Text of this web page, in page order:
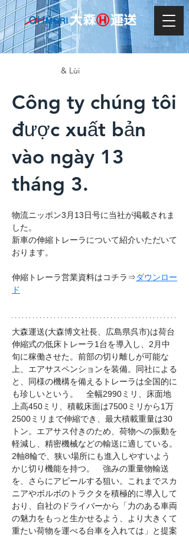
& Lùi
Công ty chúng tôi
được xuất bản
vào ngày 13
tháng 3.
物流ニッポン3月13日号に当社が掲載されま
した。
新車の伸縮トレーラについて紹介いただいて
おります。
伸縮トレーラ営業資料はコチラ⇒ダウンロー
ド
大森運送(大森博文社長、広島県呉市)は荷台
伸縮式の低床トレーラ1台を導入し、2月中
旬に稼働させた。前部の切り離しが可能な
上、エアサスペンションを装備。同社による
と、同様の機構を備えるトレーラは全国的に
も珍しいという。　全幅2990ミリ、床面地
上高450ミリ、積載床面は7500ミリから1万
2500ミリまで伸縮でき、最大積載重量は30
トン。エアサス付きのため、荷物への振動を
軽減し、精密機械などの輸送に適している。
2軸8輪で、狭い場所にも進入しやすいよう
かじ切り機能を持つ。　強みの重量物輸送
を、さらにアピールする狙い。これまでスカ
ニアやボルボのトラクタを積極的に導入して
おり、自社のドライバーから「力のある車両
の魅力をもっと生かせるよう、より大きくて
重たい荷物を運べる台車を入れては」と提案